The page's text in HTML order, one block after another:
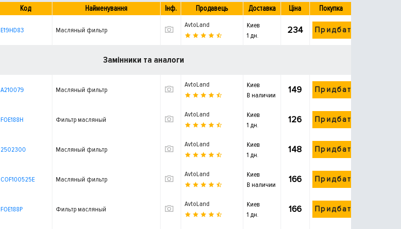
Код Найменування Інф. Продавець Доставка Ціна Покупка
E19HD83 Масляный фильтр
AvtoLand
Киев
1 дн.
234 Придбати
Замінники та аналоги
A210079 Масляный фильтр
AvtoLand
Киев
В наличии
149 Придбати
FOE188H Фильтр масляный
AvtoLand
Киев
1 дн.
126 Придбати
2502300 Масляный фильтр
AvtoLand
Киев
1 дн.
148 Придбати
COF100525E Масляный фильтр
AvtoLand
Киев
В наличии
166 Придбати
FOE188P Фильтр масляный
AvtoLand
Киев
1 дн.
166 Придбати